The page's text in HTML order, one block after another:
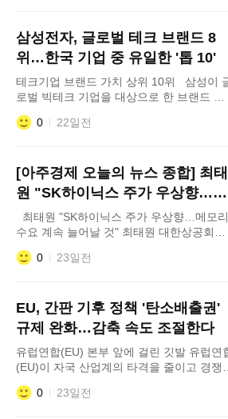
에 고효율 HVAC 솔루션 1000여 대를 공급
한다. 종교 시설의 특수성과 중동의 극한 기
후를 모두 만족하는 공조
삼성전자, 글로벌 테크 브랜드 8
위…한국 기업 중 유일한 '톱 10'
테크기업 브랜드 가치 상위 10위 삼성이 글
로벌 빅테크 기업을 대상으로 한 브랜드 가
치 평가에서 성장을 입증하며 세계 8위에 이
름을 올렸다. 인공지능(AI) 시장의 급격한 팽
지켜내며 한국 기업의 위상을 다시 한번 드
러냈다. 19일 영국의 브랜드 평가 전문 컨설
팅업체인 '브랜드 파이낸스'가 발표한 '
0 22일전
[아주경제 오늘의 뉴스 종합] 최태
원 "SK하이닉스 주가 우상향…메
모리 수요 계속 늘어날 것" 外
수요 계속 늘어날 것" 최태원 대한상공회의
소 회장 겸 SK그룹 회장이 인공지능(AI) 시
대 메모리 수요 확대를 근거로 SK하이닉스
리케이션 중심의 틈새시장 공략이 필요하다
고 강조했다. 최태원 회장은 17일 제주에
0 23일전
EU, 간판 기후 정책 '탄소배출권'
규제 완화…감축 속도 조절한다
유럽연합(EU) 본부 앞에 걸린 깃발 유럽연합
(EU)이 자국 산업계의 타격을 줄이고 경쟁력
을 확보하기 위해 핵심 기후 정책인 탄소배
출권거래제(ETS)의 규제를 완화하기로 했
0 23일전